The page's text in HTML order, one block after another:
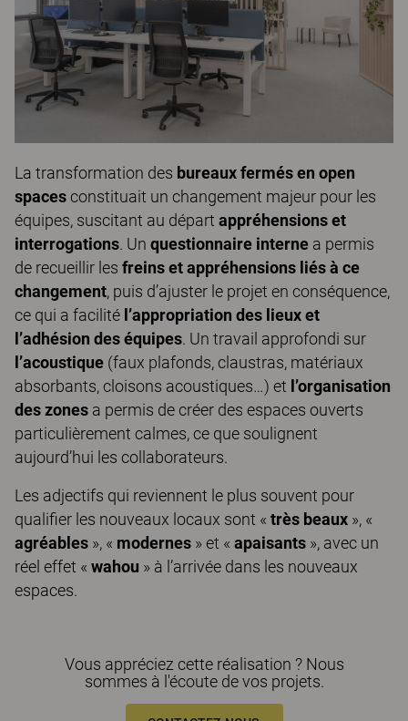
La transformation des bureaux fermés en open
spaces constituait un changement majeur pour les
équipes, suscitant au départ appréhensions et
interrogations. Un questionnaire interne a permis
de recueillir les freins et appréhensions liés à ce
changement, puis d’ajuster le projet en conséquence,
ce qui a facilité l’appropriation des lieux et
l’adhésion des équipes. Un travail approfondi sur
l’acoustique (faux plafonds, claustras, matériaux
absorbants, cloisons acoustiques…) et l’organisation
des zones a permis de créer des espaces ouverts
particulièrement calmes, ce que soulignent
aujourd’hui les collaborateurs.
Les adjectifs qui reviennent le plus souvent pour
qualifier les nouveaux locaux sont « très beaux », «
agréables », « modernes » et « apaisants », avec un
réel effet « wahou » à l’arrivée dans les nouveaux
espaces.
Vous appréciez cette réalisation ? Nous
sommes à l'écoute de vos projets.